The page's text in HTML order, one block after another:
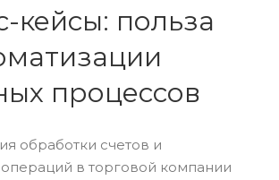
кейсы: польза
процессов
обработки счетов и
в торговой компании